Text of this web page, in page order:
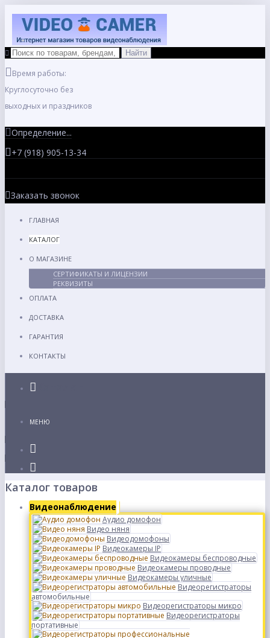
Время работы:
Круглосуточно без
выходных и праздников
Определение...
+7 (918) 905-13-34
Заказать звонок
ГЛАВНАЯ
КАТАЛОГ
О МАГАЗИНЕ
СЕРТИФИКАТЫ И ЛИЦЕНЗИИ
РЕКВИЗИТЫ
ОПЛАТА
ДОСТАВКА
ГАРАНТИЯ
КОНТАКТЫ
МЕНЮ
Каталог товаров
Видеонаблюдение
Аудио домофон
Видео няня
Видеодомофоны
Видеокамеры IP
Видеокамеры беспроводные
Видеокамеры проводные
Видеокамеры уличные
Видеорегистраторы
автомобильные
Видеорегистраторы микро
Видеорегистраторы
портативные